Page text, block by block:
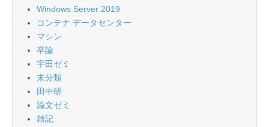
Windows Server 2019
コンテナ データセンター
マシン
卒論
宇田ゼミ
未分類
田中研
論文ゼミ
雑記